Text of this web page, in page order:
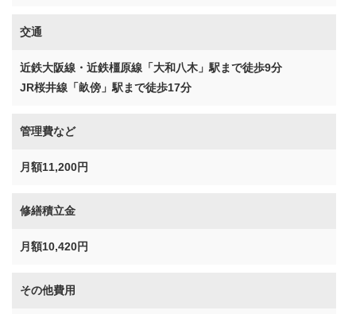
交通
近鉄大阪線・近鉄橿原線「大和八木」駅まで徒歩9分
JR桜井線「畝傍」駅まで徒歩17分
管理費など
月額11,200円
修繕積立金
月額10,420円
その他費用